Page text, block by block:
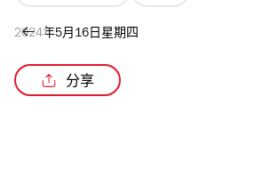
2024年5月16日星期四
分享